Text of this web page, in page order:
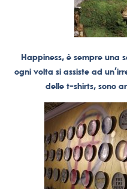
Happiness, è sempre una
ogni volta si assiste ad
delle t-shirts, sono